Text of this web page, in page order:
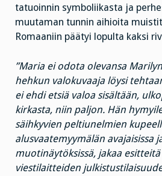
tatuoinnin symboliikasta ja
muutaman tunnin aihioita
Romaaniin päätyi lopulta kaksi
”Maria ei odota olevansa
hehkun valokuvaaja löysi
ei ehdi etsiä valoa sisältään,
kirkasta, niin paljon. Hän
säihkyvien peltiunelmien
alusvaatemyymälän avajaisissa
muotinäytöksissä, jakaa
viestilaitteiden